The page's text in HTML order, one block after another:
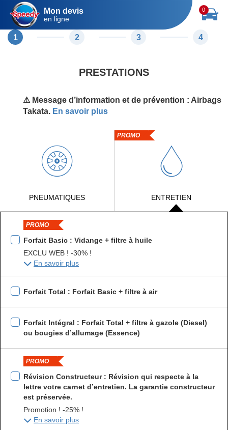
Mon devis
en ligne
0
1 2 3 4
PRESTATIONS
⚠ Message d’information et de prévention : Airbags
Takata. En savoir plus
PNEUMATIQUES
PROMO
ENTRETIEN
PROMO
Forfait Basic : Vidange + filtre à huile
EXCLU WEB ! -30% !
En savoir plus
Forfait Total : Forfait Basic + filtre à air
Forfait Intégral : Forfait Total + filtre à gazole (Diesel)
ou bougies d’allumage (Essence)
PROMO
Révision Constructeur : Révision qui respecte à la
lettre votre carnet d’entretien. La garantie constructeur
est préservée.
Promotion ! -25% !
En savoir plus